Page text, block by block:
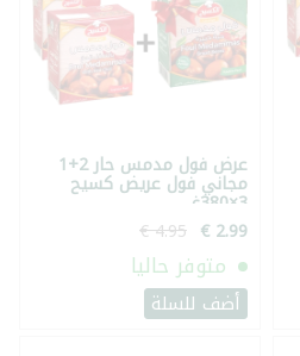
عرض فول مدمس حار 2+1
مجاني فول عريض كسيح
3×380غ
متوفر حاليا
أضف للسلة